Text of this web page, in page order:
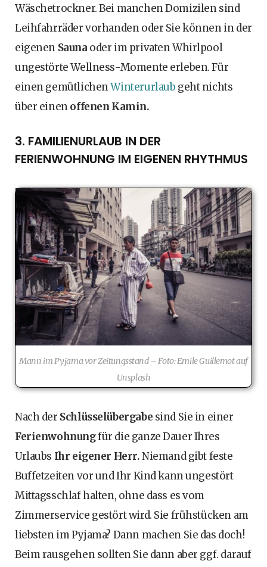
Wäschetrockner. Bei manchen Domizilen sind
Leihfahrräder vorhanden oder Sie können in der
eigenen Sauna oder im privaten Whirlpool
ungestörte Wellness-Momente erleben. Für
einen gemütlichenWinterurlaub geht nichts
über einenoffenen Kamin.
3. FAMILIENURLAUB IN DER
FERIENWOHNUNG IM EIGENEN RHYTHMUS
Mann im Pyjama vor Zeitungsstand – Foto: Emile Guillemot auf
Unsplash
Nach der Schlüsselübergabe sind Sie in einer
Ferienwohnungfür die ganze Dauer Ihres
Urlaubs Ihr eigener Herr.Niemand gibt feste
Buffetzeiten vor und Ihr Kind kann ungestört
Mittagsschlaf halten, ohne dass es vom
Zimmerservice gestört wird. Sie frühstücken am
liebsten im Pyjama? Dann machen Sie das doch!
Beim rausgehen sollten Sie dann aber ggf. darauf